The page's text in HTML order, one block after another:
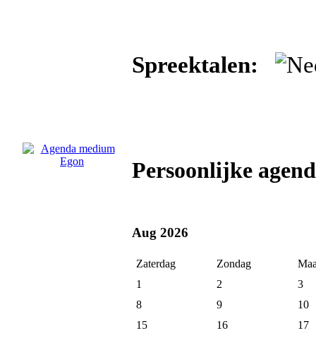
Spreektalen:
Persoonlijke
Aug 2026
Zaterdag Zondag
1
2
3
8
9
10
15
16
17